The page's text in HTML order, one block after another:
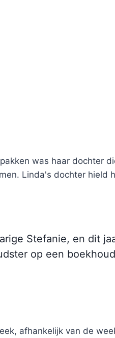
was haar dochter
Linda's dochter hield
Stefanie, en dit
op een
afhankelijk van de